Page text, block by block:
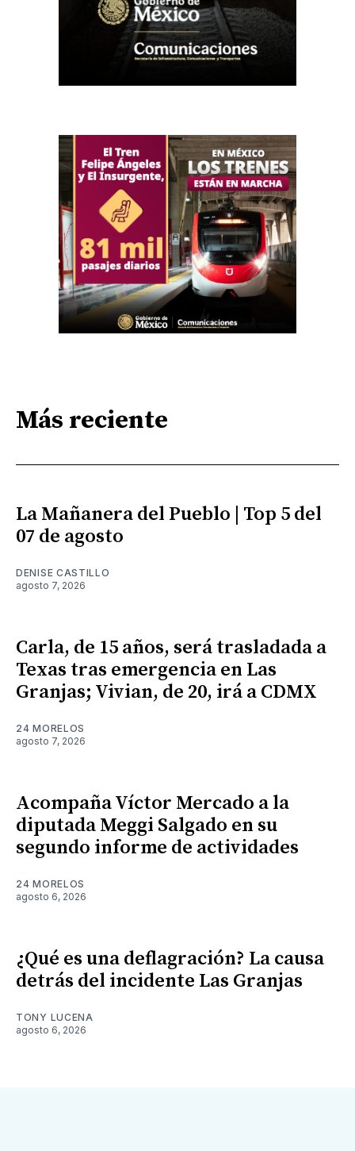
Más reciente
La Mañanera del Pueblo | Top 5 del
07 de agosto
DENISE CASTILLO
agosto 7, 2026
Carla, de 15 años, será trasladada a
Texas tras emergencia en Las
Granjas; Vivian, de 20, irá a CDMX
24 MORELOS
agosto 7, 2026
Acompaña Víctor Mercado a la
diputada Meggi Salgado en su
segundo informe de actividades
24 MORELOS
agosto 6, 2026
¿Qué es una deflagración? La causa
detrás del incidente Las Granjas
TONY LUCENA
agosto 6, 2026